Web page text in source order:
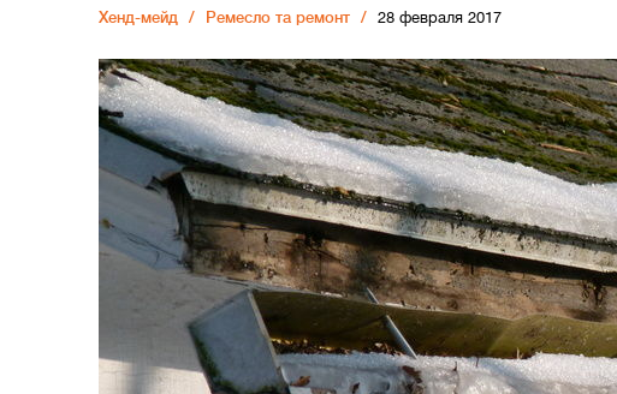
Хенд-мейд Ремесло та ремонт 28 февраля 2017